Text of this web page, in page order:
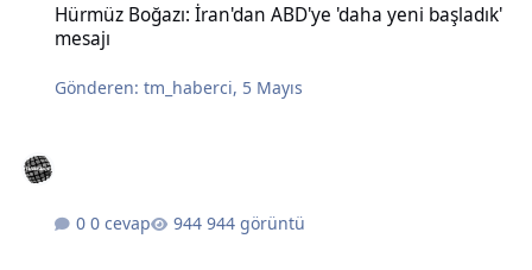
Hürmüz Boğazı: İran'dan ABD'ye 'daha yeni başladık'
mesajı
Gönderen:tm_haberci, 5 Mayıs
0 cevap 944 görüntü